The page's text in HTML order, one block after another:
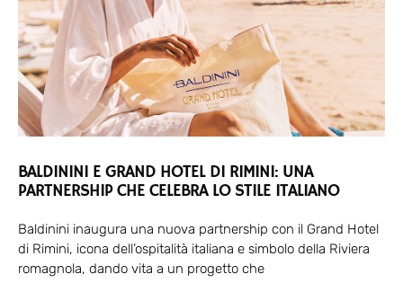
BALDININI E GRAND HOTEL DI RIMINI: UNA
PARTNERSHIP CHE CELEBRA LO STILE ITALIANO
Baldinini inaugura una nuova partnership con il Grand Hotel
di Rimini, icona dell’ospitalità italiana e simbolo della Riviera
romagnola, dando vita a un progetto che